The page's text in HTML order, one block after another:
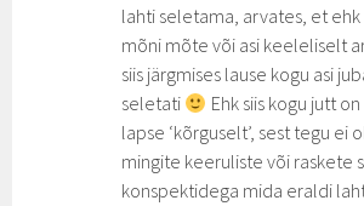
lahti seletama, arvates, et
mõni mõte või asi keeleliselt
siis järgmises lause kogu asi
seletati
Ehk siis kogu jutt
lapse ‘kõrguselt’, sest tegu ei
mingite keeruliste või raskete
konspektidega mida eraldi